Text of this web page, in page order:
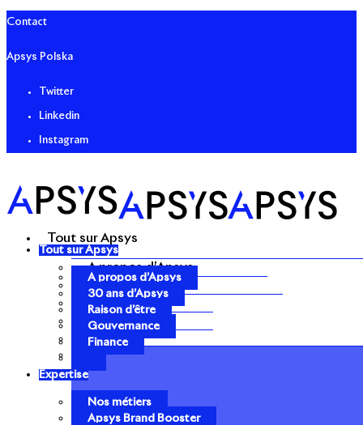
Contact
Apsys Polska
Twitter
Linkedin
Instagram
Tout sur Apsys
A propos d’Apsys
30 ans d’Apsys
Raison d’être
Gouvernance
Finance
Tout sur Apsys
A propos d’Apsys
30 ans d’Apsys
Raison d’être
Gouvernance
Finance
Expertise
Nos métiers
Apsys Brand Booster